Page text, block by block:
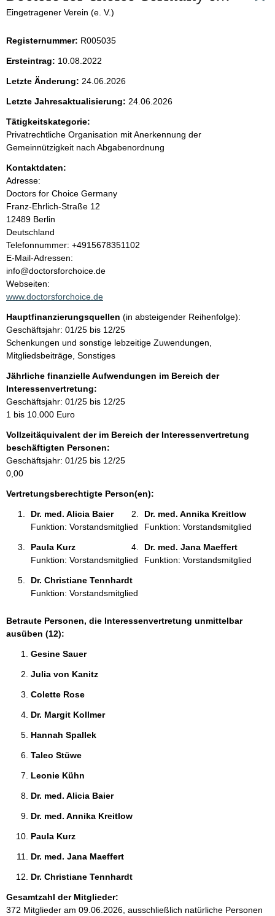
e
i
t
e
n
i
n
h
a
l
t
Eingetragener Verein (e. V.)
Registernummer: R005035
Ersteintrag: 10.08.2022
Letzte Änderung: 24.06.2026
Letzte Jahresaktualisierung: 24.06.2026
Tätigkeitskategorie:
Privatrechtliche Organisation mit Anerkennung der
Gemeinnützigkeit nach Abgabenordnung
Kontaktdaten:
Adresse:
Doctors for Choice Germany
Franz-Ehrlich-Straße 12
12489 Berlin
Deutschland
K
o
n
t
a
t
i
n
f
o
r
m
a
i
o
n
e
n
Telefonnummer: +4915678351102
E-Mail-Adressen:
info@doctorsforchoice.de
Webseiten:
www.doctorsforchoice.de
Hauptfinanzierungsquellen (in absteigender Reihenfolge):
Geschäftsjahr: 01/25 bis 12/25
Schenkungen und sonstige lebzeitige Zuwendungen,
Mitgliedsbeiträge, Sonstiges
Jährliche finanzielle Aufwendungen im Bereich der
Interessenvertretung:
Geschäftsjahr: 01/25 bis 12/25
1 bis 10.000 Euro
Vollzeitäquivalent der im Bereich der Interessenvertretung
beschäftigten Personen:
Geschäftsjahr: 01/25 bis 12/25
0,00
Vertretungsberechtigte Person(en):
Dr. med. Alicia Baier
Funktion: Vorstandsmitglied
Dr. med. Annika Kreitlow
Funktion: Vorstandsmitglied
Paula Kurz
Funktion: Vorstandsmitglied
Dr. med. Jana Maeffert
Funktion: Vorstandsmitglied
Dr. Christiane Tennhardt
Funktion: Vorstandsmitglied
Betraute Personen, die Interessenvertretung unmittelbar
ausüben (12):
Gesine Sauer
Julia von Kanitz
Colette Rose
Dr. Margit Kollmer
Hannah Spallek
Taleo Stüwe
Leonie Kühn
Dr. med. Alicia Baier
Dr. med. Annika Kreitlow
Paula Kurz
Dr. med. Jana Maeffert
Dr. Christiane Tennhardt
Gesamtzahl der Mitglieder:
372 Mitglieder am 09.06.2026, ausschließlich natürliche Personen